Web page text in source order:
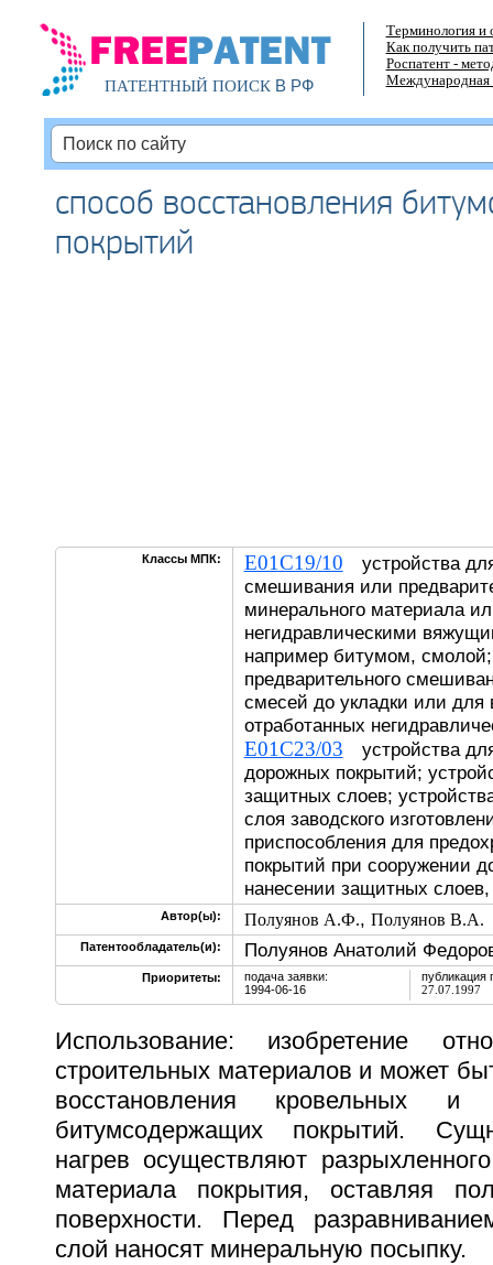
ПАТЕНТНЫЙ ПОИСКВ РФ
Терминология и
Как получить
Роспатент -
Международная
способ восстановления
покрытий
Классы МПК: E01C19/10 устройства
смешивания или
минерального материала
негидравлическими
например битумом, смолой;
предварительного
смесей до укладки или для
отработанных
E01C23/03 устройства
дорожных покрытий;
защитных слоев;
слоя заводского
приспособления для
покрытий при сооружении
нанесении защитных
Автор(ы): Полуянов А.Ф., Полуянов В.А.
Патентообладатель(и): Полуянов Анатолий
Приоритеты:
подача заявки:
1994-06-16
публикация
27.07.1997
Использование: изобретение
строительных материалов и может
восстановления кровельных и
битумсодержащих покрытий.
нагрев осуществляют
материала покрытия, оставляя
поверхности. Перед
слой наносят минеральную посыпку.